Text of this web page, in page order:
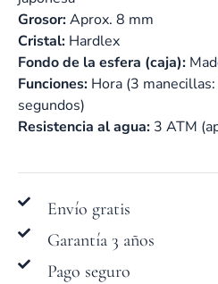
Grosor:Aprox. 8 mm
Cristal: Hardlex
Fondo de la esfera (caja):
Funciones: Hora (3
segundos)
Resistencia al agua: 3 ATM
Envío gratis
Garantía 3 años
Pago seguro